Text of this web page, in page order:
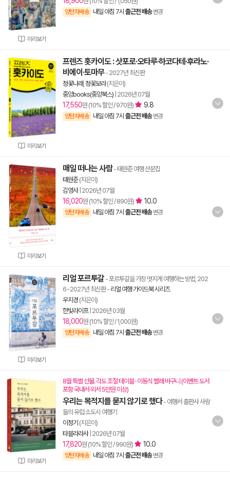
미리보기
양탄자배송 내일 아침 7시 출근전 배송 변경
미리보기
프렌즈 홋카이도 : 삿포로·오타루·하코다테·후라노·
비에이·토마무- 2027년 최신판
정꽃나래 정꽃보라(지은이)
중앙books(중앙북스) 2026년 07월
17,550원 (10% 할인 / 970원) 9.8
양탄자배송 내일 아침 7시 출근전 배송 변경
미리보기
매일 떠나는 사람- 태원준 여행 산문집
태원준(지은이)
김영사| 2026년 07월
16,020원 (10% 할인 / 890원) 10.0
양탄자배송 내일 아침 7시 출근전 배송 변경
미리보기
리얼 포르투갈 - 포르투갈을 가장 멋지게 여행하는 방법, 202
6~2027년 최신판- 리얼 여행 가이드북 시리즈
우지경 (지은이)
한빛라이프| 2026년 03월
18,000원 (10% 할인 / 1,000원)
양탄자배송 내일 아침 7시 출근전 배송 변경
미리보기
8월 특별 선물. 각도 조절 테이블 · 이동식 빨래 바구니 (이벤트 도서
포함 국내서·외서 5만원 이상)
우리는 목적지를 묻지 않기로 했다- 여행서 출판사 사람
들의 유럽 소도시 여행기
이정기 (지은이)
타블라라사| 2026년 07월
17,820원 (10% 할인 / 990원) 10.0
양탄자배송 내일 아침 7시 출근전 배송 변경